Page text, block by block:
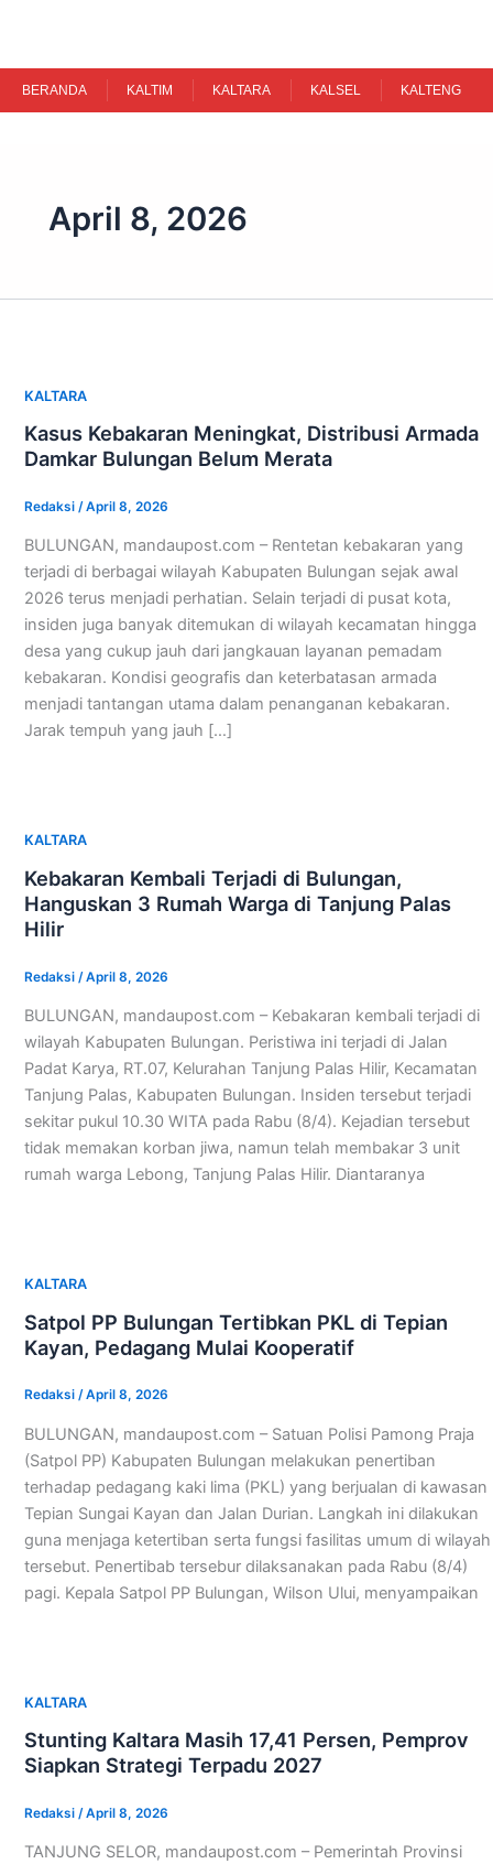
content
BERANDA KALTIM KALTARA KALSEL KALTENG
April 8, 2026
KALTARA
Kasus Kebakaran Meningkat, Distribusi Armada
Damkar Bulungan Belum Merata
Redaksi /April 8, 2026
BULUNGAN, mandaupost.com – Rentetan kebakaran yang
terjadi di berbagai wilayah Kabupaten Bulungan sejak awal
2026 terus menjadi perhatian. Selain terjadi di pusat kota,
insiden juga banyak ditemukan di wilayah kecamatan hingga
desa yang cukup jauh dari jangkauan layanan pemadam
kebakaran. Kondisi geografis dan keterbatasan armada
menjadi tantangan utama dalam penanganan kebakaran.
Jarak tempuh yang jauh […]
KALTARA
Kebakaran Kembali Terjadi di Bulungan,
Hanguskan 3 Rumah Warga di Tanjung Palas
Hilir
Redaksi /April 8, 2026
BULUNGAN, mandaupost.com – Kebakaran kembali terjadi di
wilayah Kabupaten Bulungan. Peristiwa ini terjadi di Jalan
Padat Karya, RT.07, Kelurahan Tanjung Palas Hilir, Kecamatan
Tanjung Palas, Kabupaten Bulungan. Insiden tersebut terjadi
sekitar pukul 10.30 WITA pada Rabu (8/4). Kejadian tersebut
tidak memakan korban jiwa, namun telah membakar 3 unit
rumah warga Lebong, Tanjung Palas Hilir. Diantaranya
KALTARA
Satpol PP Bulungan Tertibkan PKL di Tepian
Kayan, Pedagang Mulai Kooperatif
Redaksi /April 8, 2026
BULUNGAN, mandaupost.com – Satuan Polisi Pamong Praja
(Satpol PP) Kabupaten Bulungan melakukan penertiban
terhadap pedagang kaki lima (PKL) yang berjualan di kawasan
Tepian Sungai Kayan dan Jalan Durian. Langkah ini dilakukan
guna menjaga ketertiban serta fungsi fasilitas umum di wilayah
tersebut. Penertibab tersebur dilaksanakan pada Rabu (8/4)
pagi. Kepala Satpol PP Bulungan, Wilson Ului, menyampaikan
KALTARA
Stunting Kaltara Masih 17,41 Persen, Pemprov
Siapkan Strategi Terpadu 2027
Redaksi /April 8, 2026
TANJUNG SELOR, mandaupost.com – Pemerintah Provinsi